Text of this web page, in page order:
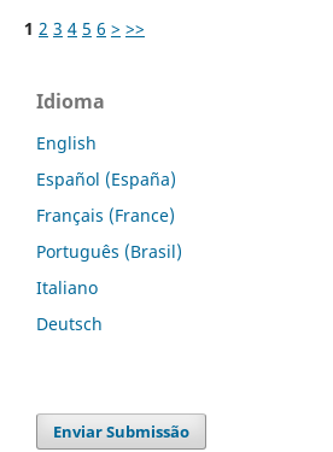
1 2 3 4 5 6 > >>
Idioma
English
Español (España)
Français (France)
Português (Brasil)
Italiano
Deutsch
Enviar Submissão